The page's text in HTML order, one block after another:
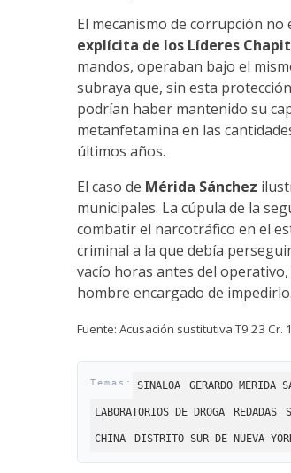
El mecanismo de corrupción
explícita de los Líderes
mandos, operaban bajo el
subraya que, sin esta
podrían haber mantenido su
metanfetamina en las
últimos años.
El caso de Mérida Sánchez
municipales. La cúpula de la
combatir el narcotráfico en el
criminal a la que debía
vacío horas antes del
hombre encargado de impedirlo.
Fuente: Acusación sustitutiva T9 23 Cr.
SINALOA GERARDO MERIDA
LABORATORIOS DE DROGA REDADAS
CHINA DISTRITO SUR DE NUEVA